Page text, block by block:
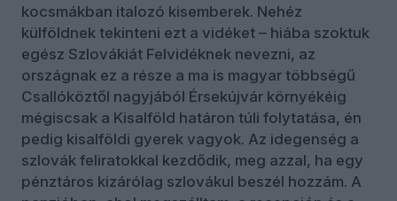
kocsmákban italozó kisemberek. Nehéz
külföldnek tekinteni ezt a vidéket – hiába szoktuk
egész Szlovákiát Felvidéknek nevezni, az
országnak ez a része a ma is magyar többségű
Csallóköztől nagyjából Érsekújvár környékéig
mégiscsak a Kisalföld határon túli folytatása, én
pedig kisalföldi gyerek vagyok. Az idegenség a
szlovák feliratokkal kezdődik, meg azzal, ha egy
pénztáros kizárólag szlovákul beszél hozzám. A